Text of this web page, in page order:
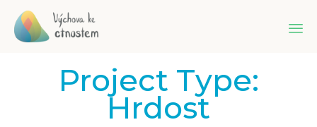
Project Type:
Hrdost